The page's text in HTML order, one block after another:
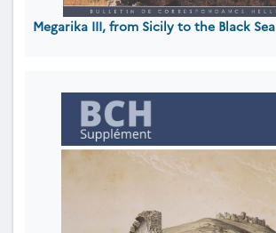
Megarika III, from Sicily to the Black Sea